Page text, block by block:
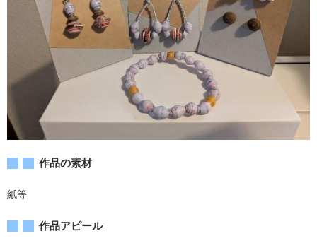
作品の素材
紙等
作品アピール